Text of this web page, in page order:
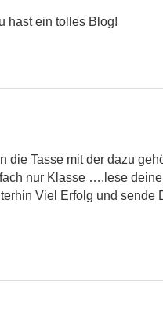
hast ein tolles Blog!
die Tasse mit der dazu
nur Klasse ….lese
Viel Erfolg und sende